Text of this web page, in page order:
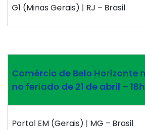
G1 (Minas Gerais) | RJ – Brasil
Comércio de Belo Horizonte
no feriado de 21 de abril –
Portal EM (Gerais) | MG – Brasil